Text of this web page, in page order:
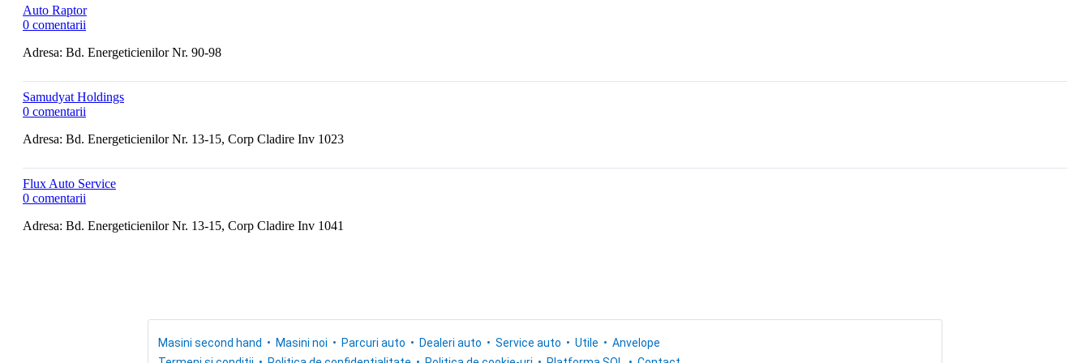
Auto Raptor
0 comentarii
Adresa: Bd. Energeticienilor Nr. 90-98
Samudyat Holdings
0 comentarii
Adresa: Bd. Energeticienilor Nr. 13-15, Corp Cladire Inv 1023
Flux Auto Service
0 comentarii
Adresa: Bd. Energeticienilor Nr. 13-15, Corp Cladire Inv 1041
Masini second hand Masini noi Parcuri auto Dealeri auto Service auto Utile
Anvelope